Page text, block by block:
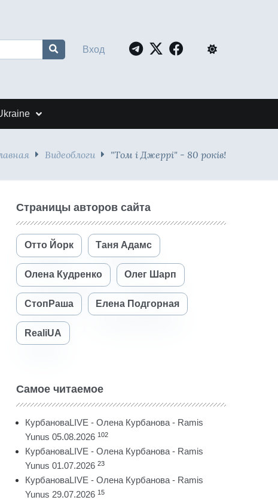
Вход
Видеоблоги "Том і Джеррі" - 80 років!
Страницы авторов сайта
Отто Йорк Таня Адамс
Олена Кудренко Олег Шарп
СтопРаша Елена Подгорная
RealiUA
Самое читаемое
КурбановаLIVE - Олена Курбанова - Ramis
Yunus 05.08.2026 102
КурбановаLIVE - Олена Курбанова - Ramis
Yunus 01.07.2026 23
КурбановаLIVE - Олена Курбанова - Ramis
Yunus 29.07.2026 15